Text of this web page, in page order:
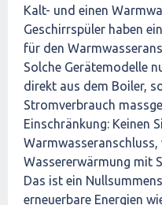
Kalt- und einen
Geschirrspüler haben
für den
Solche Gerätemodelle
direkt aus dem Boiler,
Stromverbrauch
Einschränkung: Keinen
Warmwasseranschluss,
Wassererwärmung mit
Das ist ein
erneuerbare Energien